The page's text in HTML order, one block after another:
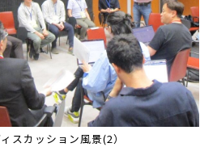
スカッション風景(2）